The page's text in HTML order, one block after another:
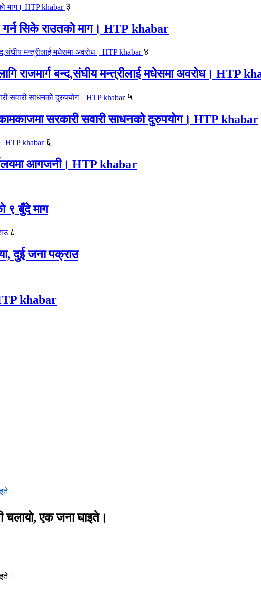
३
गर्न सिके राउतकाे माग। HTP khabar
४
राजमार्ग बन्द,संघीय मन्त्रीलाई मधेसमा अवरोध। HTP
५
सरकारी सवारी साधनको दुरुपयोग। HTP khabar
६
आगजनी। HTP khabar
९ बुँदे माग
८
दुई जना पक्राउ
khabar
चलायो, एक जना घाइते।